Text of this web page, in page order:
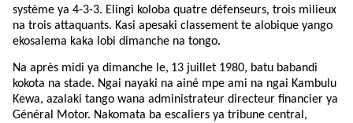
système ya 4-3-3. Elingi koloba quatre défenseurs, trois milieux
na trois attaquants. Kasi apesaki classement te alobique yango
ekosalema kaka lobi dimanche na tongo.
Na après midi ya dimanche le, 13 juillet 1980, batu babandi
kokota na stade. Ngai nayaki na ainé mpe ami na ngai Kambulu
Kewa, azalaki tango wana administrateur directeur financier ya
Général Motor. Nakomata ba escaliers ya tribune central,